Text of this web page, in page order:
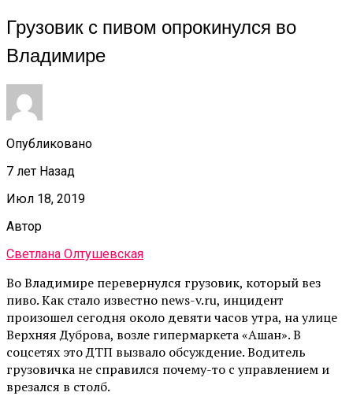
Грузовик с пивом опрокинулся во
Владимире
Опубликовано
7 лет Назад
Июл 18, 2019
Автор
Светлана Олтушевская
Во Владимире перевернулся грузовик, который вез
пиво. Как стало известно news-v.ru, инцидент
произошел сегодня около девяти часов утра, на улице
Верхняя Дуброва, возле гипермаркета «Ашан». В
соцсетях это ДТП вызвало обсуждение. Водитель
грузовичка не справился почему-то с управлением и
врезался в столб.